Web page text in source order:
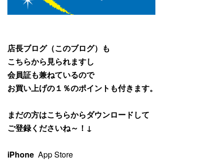
店長ブログ（このブログ）も
こちらから見られますし
会員証も兼ねているので
お買い上げの１％のポイントも付きます。
まだの方はこちらからダウンロードして
ご登録くださいね～！↓
iPhone App Store